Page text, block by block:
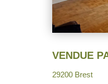
29200 Brest